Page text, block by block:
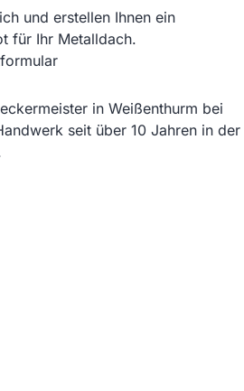
und erstellen Ihnen ein
für Ihr Metalldach.
in Weißenthurm bei
seit über 10 Jahren in der